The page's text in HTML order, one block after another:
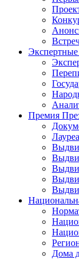
Премия
Дома